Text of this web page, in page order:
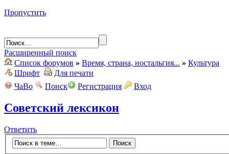
Пропустить
Расширенный поиск
Список форумов » Время, страна, ностальгия... » Культура
Шрифт
Для печати
ЧаВо
Поиск Регистрация Вход
Советский лексикон
Ответить